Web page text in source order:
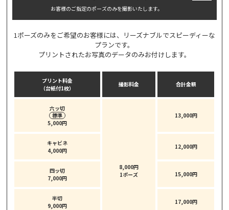
お客様のご指定のポーズのみを撮影いたします。
1ポーズのみをご希望のお客様には、リーズナブルでスピーディーな
プランです。
プリントされたお写真のデータのみお付けします。
プリント料金
（台紙付1枚）
撮影料金 合計金額
六ッ切
標準
5,000円
8,000円
1ポーズ
13,000円
キャビネ
4,000円
12,000円
四ッ切
7,000円
15,000円
半切
9,000円
17,000円